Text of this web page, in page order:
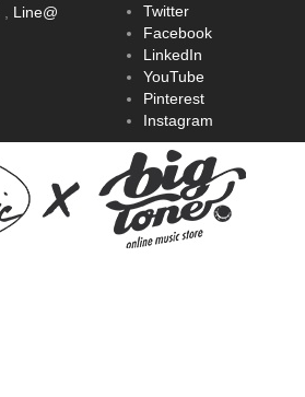
Line@
Twitter
Facebook
LinkedIn
YouTube
Pinterest
Instagram